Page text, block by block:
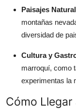
Paisajes
montañas
diversidad de
Cultura y
marroquí, como
experimentas la
Cómo